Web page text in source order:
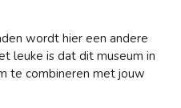
wordt hier een andere
leuke is dat dit museum in
te combineren met jouw